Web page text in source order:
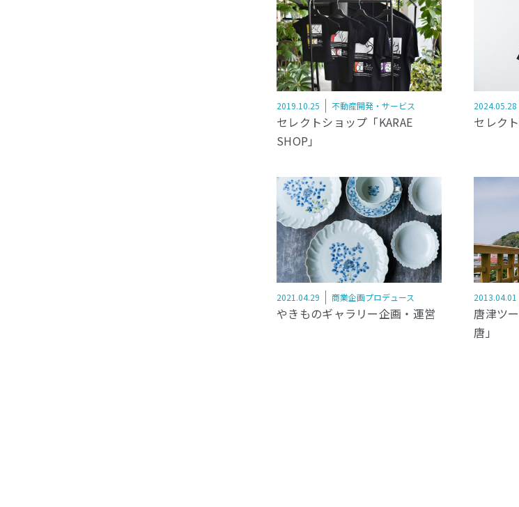
2019.10.25 不動産開発・サービス
セレクトショップ「KARAE
SHOP」
2024.05.28
セレク
2021.04.29 商業企画プロデュース
やきものギャラリー企画・運営
2013.04.01
唐津ツ
唐」